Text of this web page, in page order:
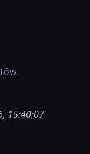
15:40:07